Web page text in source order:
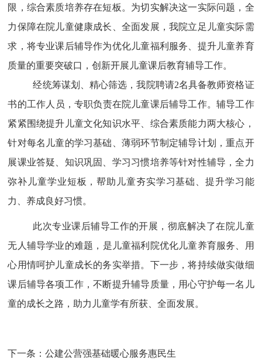
限，综合素质培养存在短板。为切实解决这一实际问题，全
力保障在院儿童健康成长、全面发展，我院立足儿童实际需
求，将专业课后辅导作为优化儿童福利服务、提升儿童养育
质量的重要突破口，创新开展儿童课后教育辅导工作。
经统筹谋划、精心筛选，我院聘请2名具备教师资格证
书的工作 人员，专职负责在院儿童课后辅导工作。辅导工作
紧紧围绕提升儿童文化知识水平、综合素质能力两大核心，
针对每名儿童的学习基础、薄弱环节制定辅导计划，重点开
展课业答疑、知识巩固、学习习惯培养等针对性辅导，全力
弥补儿童学业短板，帮助 儿童夯实学习基础、提升学习能
力、养成良好习惯。
此次专业课后辅导工作的开展，彻底解决了在院儿童
无人辅导学业的难题，是 儿童福利院优化儿童养育服务、用
心用情呵护儿童成长的务实举措。下一步，将持续做实做细
课后辅导各项工作，不断提升辅导质量，用心守护每一名 儿
童的成长之路，助力 儿童学有所获、全面发展。
下一条：公建公营强基础暖心服务惠民生